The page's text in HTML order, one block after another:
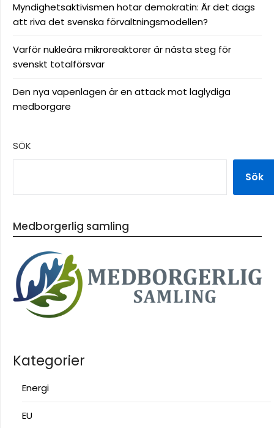
Myndighetsaktivismen hotar demokratin: Är det dags
att riva det svenska förvaltningsmodellen?
Varför nukleära mikroreaktorer är nästa steg för
svenskt totalförsvar
Den nya vapenlagen är en attack mot laglydiga
medborgare
SÖK
Sök
Medborgerlig samling
Kategorier
Energi
EU